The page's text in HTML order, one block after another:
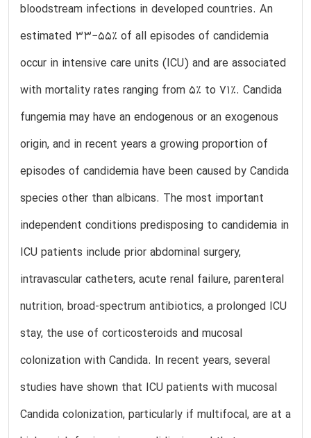
bloodstream infections in developed countries. An
estimated 33−55% of all episodes of candidemia
occur in intensive care units (ICU) and are associated
with mortality rates ranging from 5% to 71%. Candida
fungemia may have an endogenous or an exogenous
origin, and in recent years a growing proportion of
episodes of candidemia have been caused by Candida
species other than albicans. The most important
independent conditions predisposing to candidemia in
ICU patients include prior abdominal surgery,
intravascular catheters, acute renal failure, parenteral
nutrition, broad-spectrum antibiotics, a prolonged ICU
stay, the use of corticosteroids and mucosal
colonization with Candida. In recent years, several
studies have shown that ICU patients with mucosal
Candida colonization, particularly if multifocal, are at a